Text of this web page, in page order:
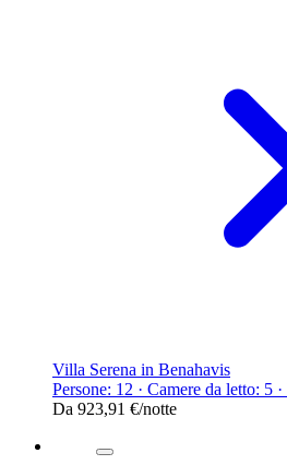
Villa Serena in Benahavis
Persone: 12 · Camere da letto: 5
Da 923,91 €/notte